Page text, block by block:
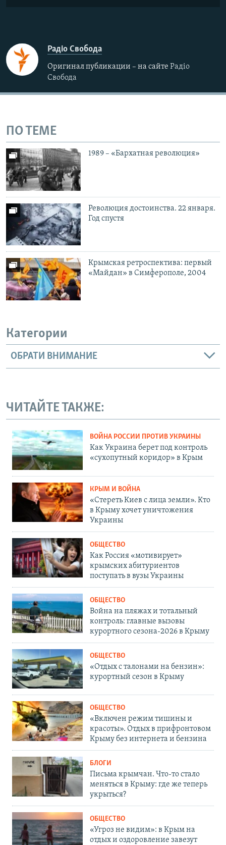
Радіо Свобода
Оригинал публикации – на сайте Радіо
Свобода
ПО ТЕМЕ
1989 – «Бархатная революция»
Революция достоинства. 22 января.
Год спустя
Крымская ретроспектива: первый
«Майдан» в Симферополе, 2004
Категории
ОБРАТИ ВНИМАНИЕ
ЧИТАЙТЕ ТАКЖЕ:
ВОЙНА РОССИИ ПРОТИВ УКРАИНЫ
Как Украина берет под контроль
«сухопутный коридор» в Крым
КРЫМ И ВОЙНА
«Стереть Киев с лица земли». Кто
в Крыму хочет уничтожения
Украины
ОБЩЕСТВО
Как Россия «мотивирует»
крымских абитуриентов
поступать в вузы Украины
ОБЩЕСТВО
Война на пляжах и тотальный
контроль: главные вызовы
курортного сезона-2026 в Крыму
ОБЩЕСТВО
«Отдых с талонами на бензин»:
курортный сезон в Крыму
ОБЩЕСТВО
«Включен режим тишины и
красоты». Отдых в прифронтовом
Крыму без интернета и бензина
БЛОГИ
Письма крымчан. Что-то стало
меняться в Крыму: где же теперь
укрыться?
ОБЩЕСТВО
«Угроз не видим»: в Крым на
отдых и оздоровление завезут